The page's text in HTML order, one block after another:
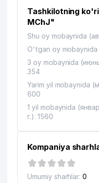
12
O'ZBEKISTON
QURILISH
TARTIBDAGI
14 O'ZBEKISTON
15
16
OILAVIY
17
TASHPULATOV
KORXONASI
Tashkilotning
MChJ"
Shu oy mobaynida
O'tgan oy mobaynida
3 oy mobaynida
354
Yarim yil mobaynida
600
1 yil mobaynida
г.): 1560
Kompaniya
Umumiy sharhlar: 0